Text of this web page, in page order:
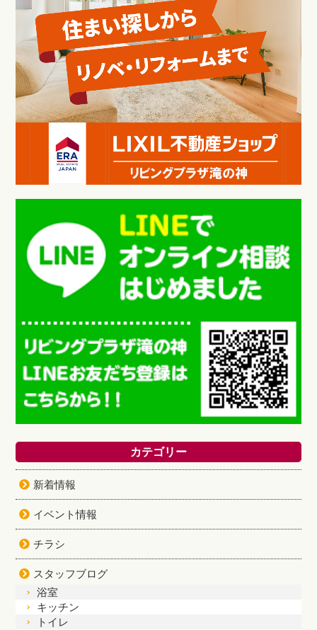
カテゴリー
新着情報
イベント情報
チラシ
スタッフブログ
浴室
キッチン
トイレ